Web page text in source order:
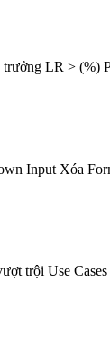
LR > (%)
Input Xóa
trội Use